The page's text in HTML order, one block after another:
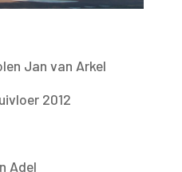
Jan van Arkel
2012
Adel